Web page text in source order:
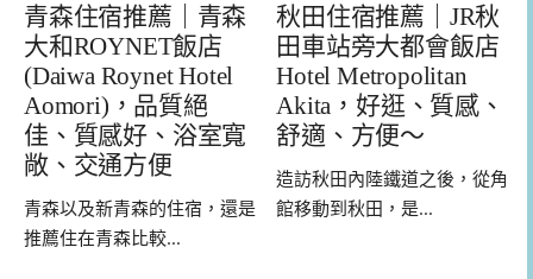
青森住宿推薦｜青森
大和ROYNET飯店
(Daiwa Roynet Hotel
Aomori)，品質絕
佳、質感好、浴室寬
敞、交通方便
青森以及新青森的住宿，還是
推薦住在青森比較...
秋田住宿推薦｜JR秋
田車站旁大都會飯店
Hotel Metropolitan
Akita，好逛、質感、
舒適、方便～
造訪秋田內陸鐵道之後，從角
館移動到秋田，是...